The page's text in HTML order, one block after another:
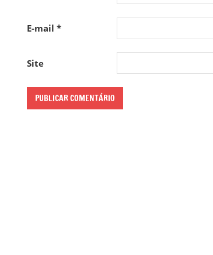
E-mail*
Site